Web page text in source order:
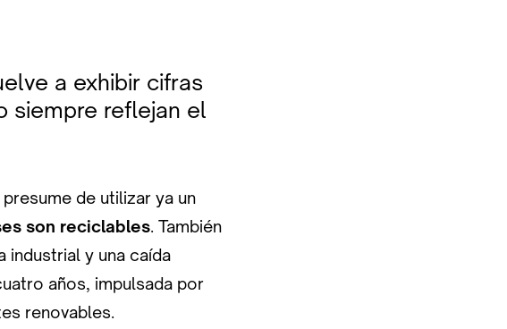
a exhibir cifras
siempre reflejan el
de utilizar ya un
son reciclables. También
industrial y una caída
años, impulsada por
renovables.